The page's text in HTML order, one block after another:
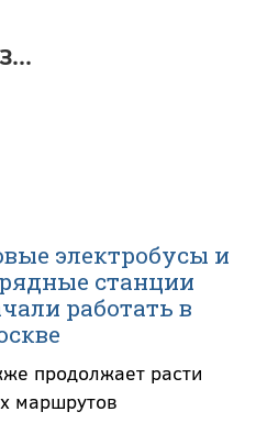
электробусы и
станции
работать в
продолжает расти
маршрутов